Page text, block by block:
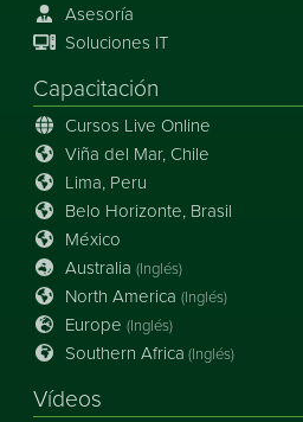
Asesoría
Soluciones IT
Capacitación
Cursos Live Online
Viña del Mar, Chile
Lima, Peru
Belo Horizonte, Brasil
México
Australia (Inglés)
North America (Inglés)
Europe (Inglés)
Southern Africa (Inglés)
Vídeos